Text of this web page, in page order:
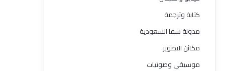
كتابة وترجمة
مدونة سفا السعودية
مكائن التصوير
موسيقي وصوتيات